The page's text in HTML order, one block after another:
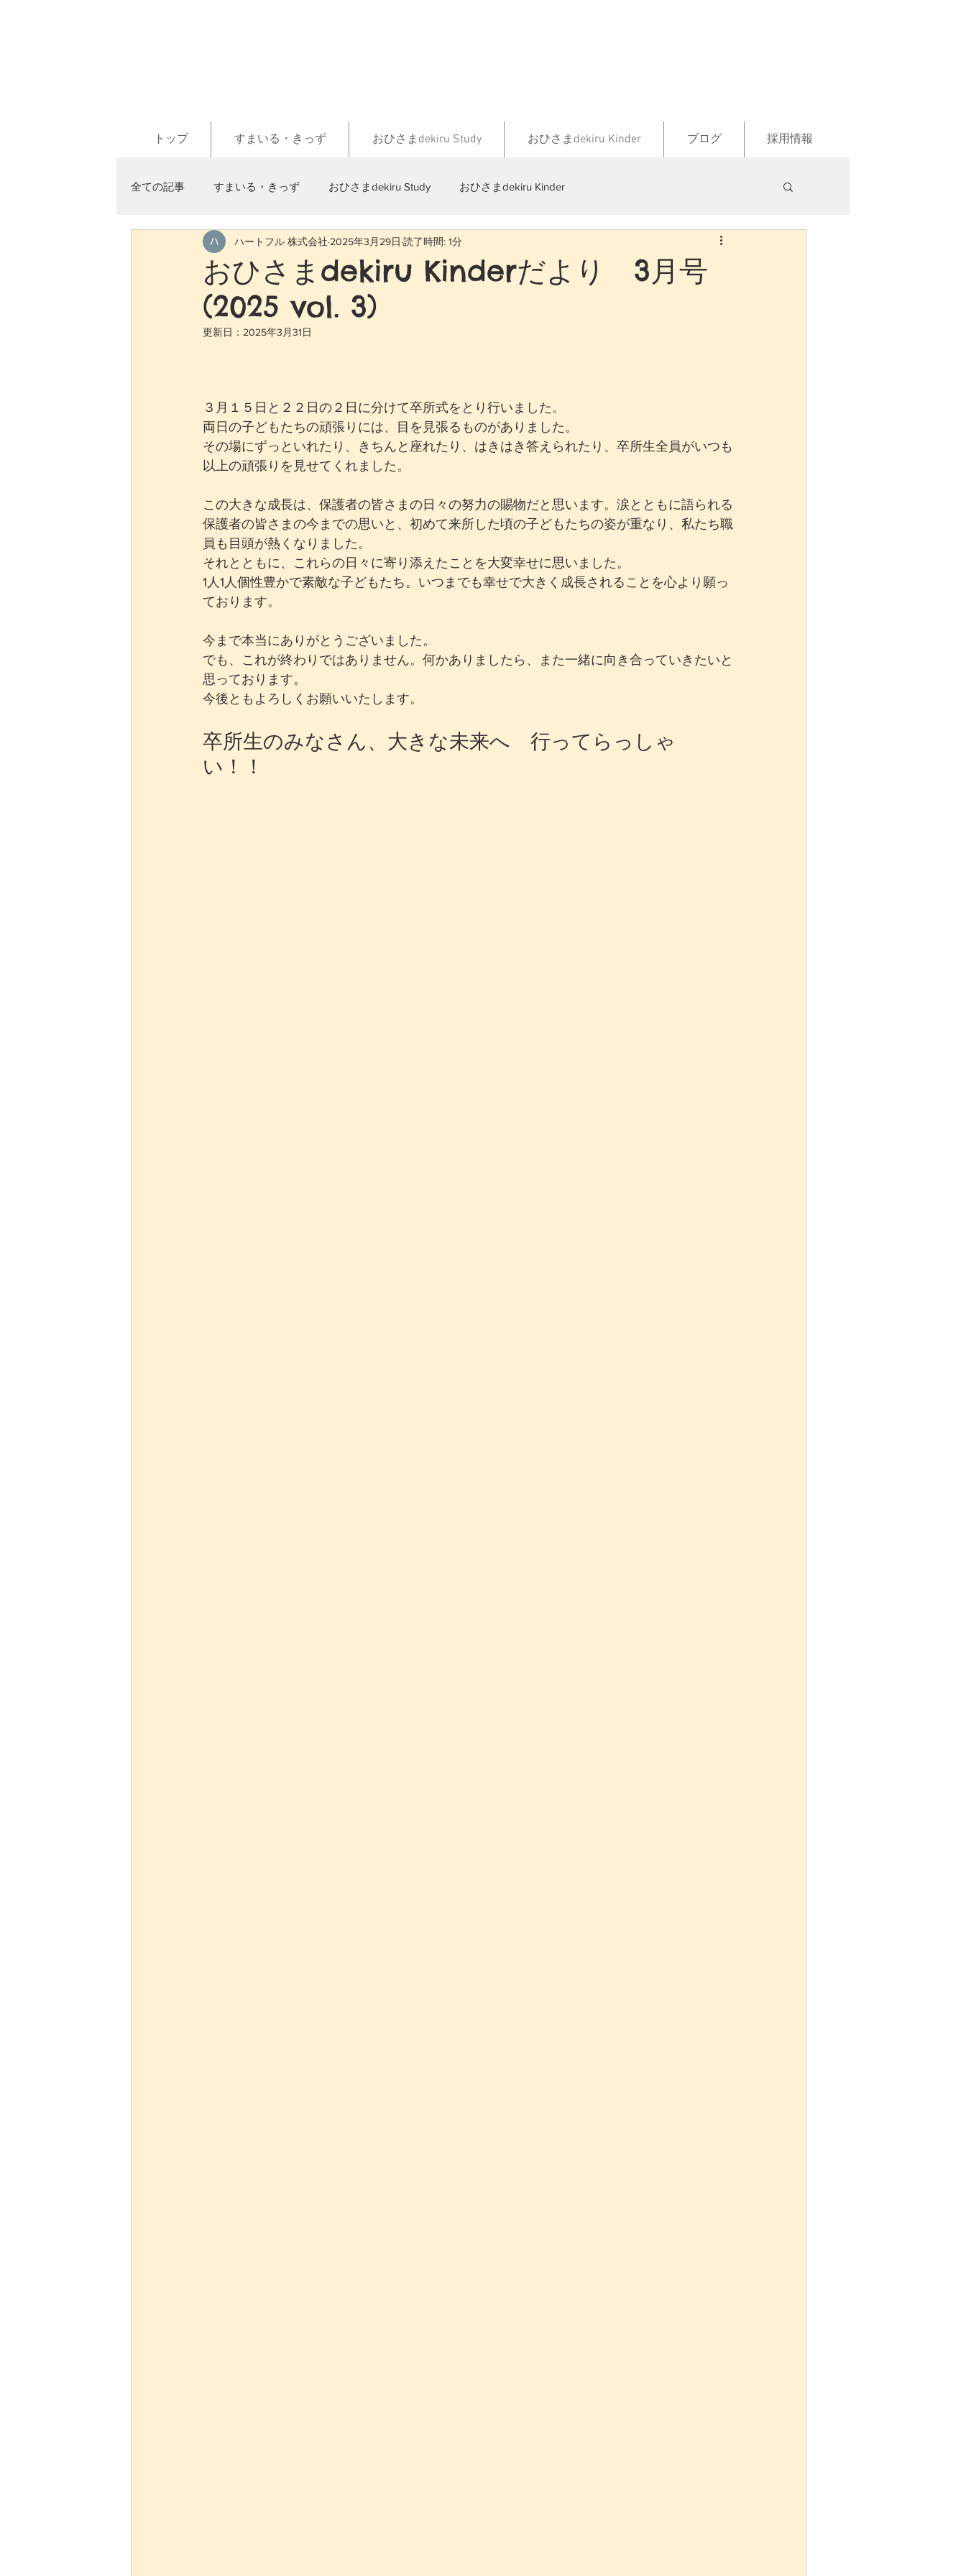
トップ すまいる・きっず おひさまdekiru Study おひさまdekiru Kinder ブログ 採用情報
全ての記事 すまいる・きっず おひさまdekiru Study おひさまdekiru Kinder
おひさまdekiru Kinderだより 3月号
(2025 vol. 3)
ハートフル 株式会社 2025年3月29日 読了時間: 1分
更新日： 2025年3月31日
３月１５日と２２日の２日に分けて卒所式をとり行いました。
両日の子どもたちの頑張りには、目を見張るものがありました。
その場にずっといれたり、きちんと座れたり、はきはき答えられたり、卒所生全員がいつも
以上の頑張りを見せてくれました。
この大きな成長は、保護者の皆さまの日々の努力の賜物だと思います。涙とともに語られる
保護者の皆さまの今までの思いと、初めて来所した頃の子どもたちの姿が重なり、私たち職
員も目頭が熱くなりました。
それとともに、これらの日々に寄り添えたことを大変幸せに思いました。
1人1人個性豊かで素敵な子どもたち。いつまでも幸せで大きく成長されることを心より願っ
ております。
今まで本当にありがとうございました。
でも、これが終わりではありません。何かありましたら、また一緒に向き合っていきたいと
思っております。
今後ともよろしくお願いいたします。
卒所生のみなさん、大きな未来へ　行ってらっしゃ
い！！